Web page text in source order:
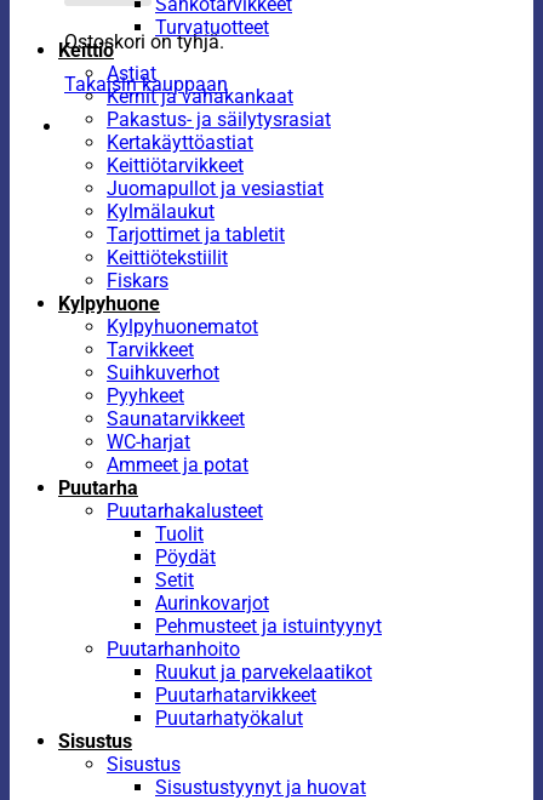
Ostoskori on tyhjä.
Takaisin kauppaan
Turvatuotteet
Keittiö
Astiat
Kernit ja vahakankaat
Pakastus- ja säilytysrasiat
Kertakäyttöastiat
Keittiötarvikkeet
Juomapullot ja vesiastiat
Kylmälaukut
Tarjottimet ja tabletit
Keittiötekstiilit
Fiskars
Kylpyhuone
Kylpyhuonematot
Tarvikkeet
Suihkuverhot
Pyyhkeet
Saunatarvikkeet
WC-harjat
Ammeet ja potat
Puutarha
Puutarhakalusteet
Tuolit
Pöydät
Setit
Aurinkovarjot
Pehmusteet ja istuintyynyt
Puutarhanhoito
Ruukut ja parvekelaatikot
Puutarhatarvikkeet
Puutarhatyökalut
Sisustus
Sisustus
Sisustustyynyt ja huovat